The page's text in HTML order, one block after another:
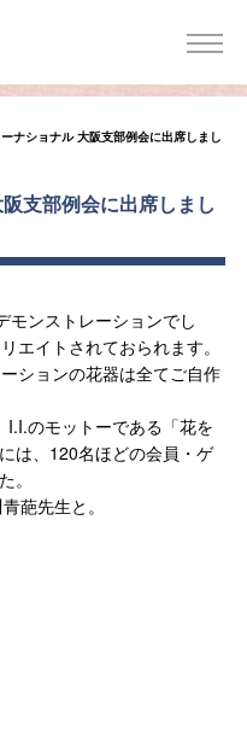
ナショナル 大阪支部例会に出席しまし
支部例会に出席しまし
モンストレーションでし
エイトされておられます。
ションの花器は全てご自作
のモットーである「花を
は、120名ほどの会員・ゲ
。
葩先生と。